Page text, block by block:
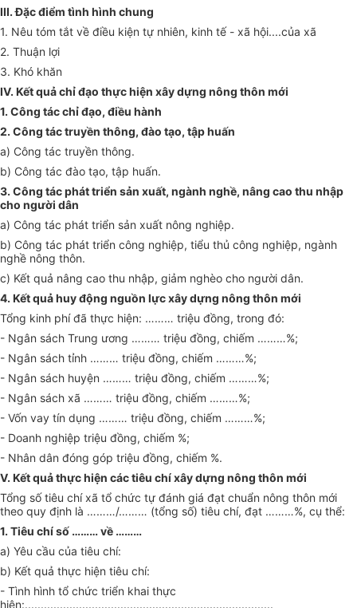
III. Đặc điểm tình hình chung
1. Nêu tóm tắt về điều kiện tự nhiên, kinh tế - xã hội....của xã
2. Thuận lợi
3. Khó khăn
IV. Kết quả chỉ đạo thực hiện xây dựng nông thôn mới
1. Công tác chỉ đạo, điều hành
2. Công tác truyền thông, đào tạo, tập huấn
a) Công tác truyền thông.
b) Công tác đào tạo, tập huấn.
3. Công tác phát triển sản xuất, ngành nghề, nâng cao thu nhập
cho người dân
a) Công tác phát triển sản xuất nông nghiệp.
b) Công tác phát triển công nghiệp, tiểu thủ công nghiệp, ngành
nghề nông thôn.
c) Kết quả nâng cao thu nhập, giảm nghèo cho người dân.
4. Kết quả huy động nguồn lực xây dựng nông thôn mới
Tổng kinh phí đã thực hiện: ……… triệu đồng, trong đó:
- Ngân sách Trung ương ……… triệu đồng, chiếm ………%;
- Ngân sách tỉnh ……… triệu đồng, chiếm ………%;
- Ngân sách huyện ……… triệu đồng, chiếm ………%;
- Ngân sách xã ……… triệu đồng, chiếm ………%;
- Vốn vay tín dụng ……… triệu đồng, chiếm ………%;
- Doanh nghiệp triệu đồng, chiếm %;
- Nhân dân đóng góp triệu đồng, chiếm %.
V. Kết quả thực hiện các tiêu chí xây dựng nông thôn mới
Tổng số tiêu chí xã tổ chức tự đánh giá đạt chuẩn nông thôn mới
theo quy định là ………/……… (tổng số) tiêu chí, đạt ………%, cụ thể:
1. Tiêu chí số ………về ………
a) Yêu cầu của tiêu chí:
b) Kết quả thực hiện tiêu chí:
- Tình hình tổ chức triển khai thực
hiện:..............................................................................